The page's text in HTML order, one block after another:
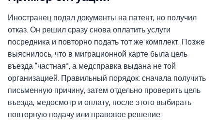
Иностранец подал документы на патент, но получил
отказ. Он решил сразу снова оплатить услуги
посредника и повторно подать тот же комплект. Позже
выяснилось, что в миграционной карте была цель
въезда “частная”, а медсправка выдана не той
организацией. Правильный порядок: сначала получить
письменную причину, затем отдельно проверить цель
въезда, медосмотр и оплату, после этого выбирать
повторную подачу или правовое решение.